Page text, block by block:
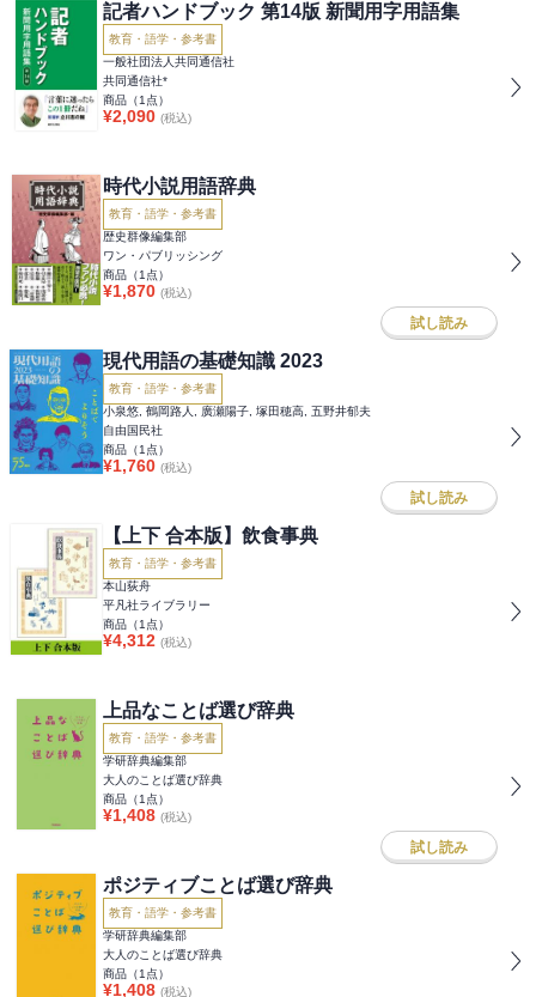
記者ハンドブック 第14版 新聞用字用語集
教育・語学・参考書
一般社団法人共同通信社
共同通信社*
商品（1 点）
¥2,090 (税込)
時代小説用語辞典
教育・語学・参考書
歴史群像編集部
ワン・パブリッシング
商品（1 点）
¥1,870 (税込)
試し読み
現代用語の基礎知識 2023
教育・語学・参考書
小泉悠, 鶴岡路人, 廣瀬陽子, 塚田穂高, 五野井郁夫
自由国民社
商品（1 点）
¥1,760 (税込)
試し読み
【上下 合本版】飲食事典
教育・語学・参考書
本山荻舟
平凡社ライブラリー
商品（1 点）
¥4,312 (税込)
上品なことば選び辞典
教育・語学・参考書
学研辞典編集部
大人のことば選び辞典
商品（1 点）
¥1,408 (税込)
試し読み
ポジティブことば選び辞典
教育・語学・参考書
学研辞典編集部
大人のことば選び辞典
商品（1 点）
¥1,408 (税込)